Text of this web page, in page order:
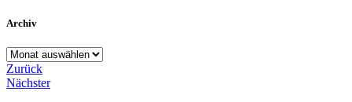
Archiv
Archiv
Zurück
Nächster